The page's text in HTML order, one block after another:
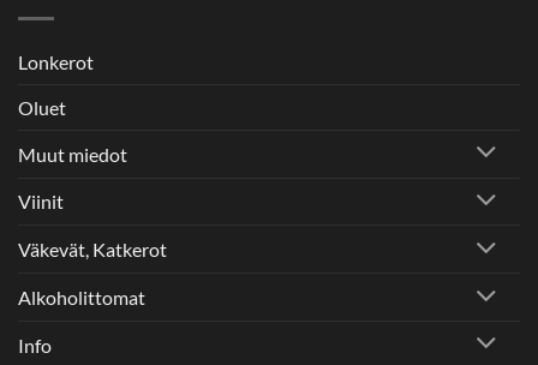
Lonkerot
Oluet
Muut miedot
Viinit
Väkevät, Katkerot
Alkoholittomat
Info